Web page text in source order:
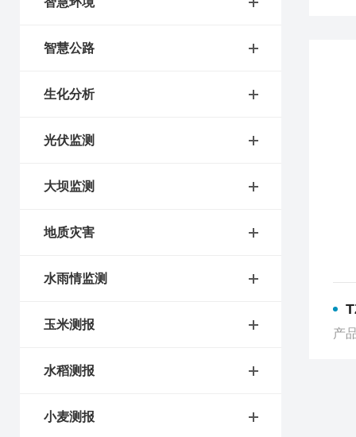
智慧公路
生化分析
光伏监测
大坝监测
地质灾害
水雨情监测
玉米测报
水稻测报
小麦测报
产